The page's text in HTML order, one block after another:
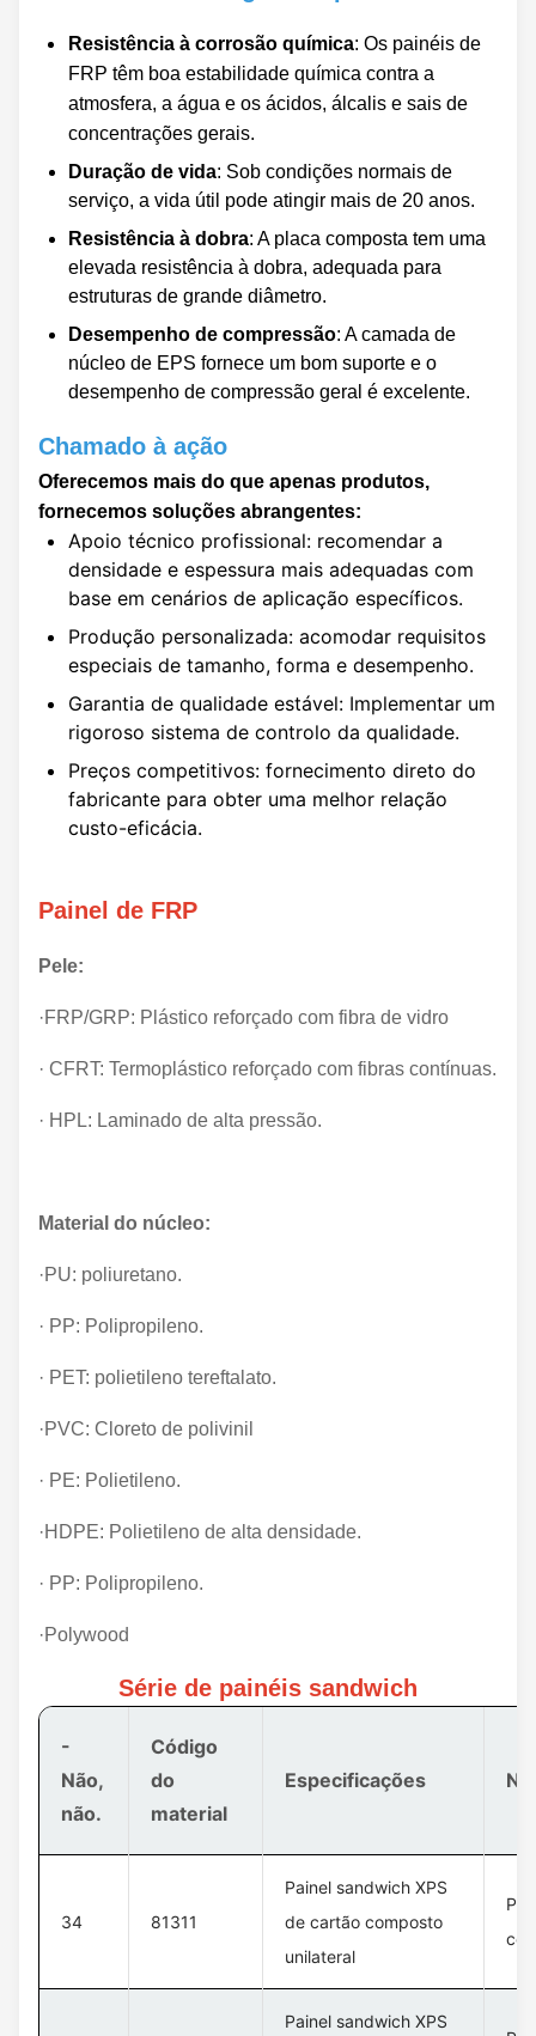
Resistência à corrosão química: Os painéis de
FRP têm boa estabilidade química contra a
atmosfera, a água e os ácidos, álcalis e sais de
concentrações gerais.
Duração de vida: Sob condições normais de
serviço, a vida útil pode atingir mais de 20 anos.
Resistência à dobra: A placa composta tem uma
elevada resistência à dobra, adequada para
estruturas de grande diâmetro.
Desempenho de compressão: A camada de
núcleo de EPS fornece um bom suporte e o
desempenho de compressão geral é excelente.
Chamado à ação
Oferecemos mais do que apenas produtos,
fornecemos soluções abrangentes:
Apoio técnico profissional: recomendar a
densidade e espessura mais adequadas com
base em cenários de aplicação específicos.
Produção personalizada: acomodar requisitos
especiais de tamanho, forma e desempenho.
Garantia de qualidade estável: Implementar um
rigoroso sistema de controlo da qualidade.
Preços competitivos: fornecimento direto do
fabricante para obter uma melhor relação
custo-eficácia.
Painel de FRP
Pele:
·FRP/GRP: Plástico reforçado com fibra de vidro
· CFRT: Termoplástico reforçado com fibras contínuas.
· HPL: Laminado de alta pressão.
Material do núcleo:
·PU: poliuretano.
· PP: Polipropileno.
· PET: polietileno tereftalato.
·PVC: Cloreto de polivinil
· PE: Polietileno.
·HDPE: Polietileno de alta densidade.
· PP: Polipropileno.
·Polywood
Série de painéis sandwich
-
Não,
não.
Código
do
material
Especificações
34 81311
Painel sandwich XPS
de cartão composto
unilateral
Painel sandwich XPS